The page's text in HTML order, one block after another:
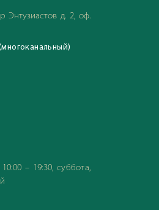
Энтузиастов д. 2, оф.
– 19:30, суббота,